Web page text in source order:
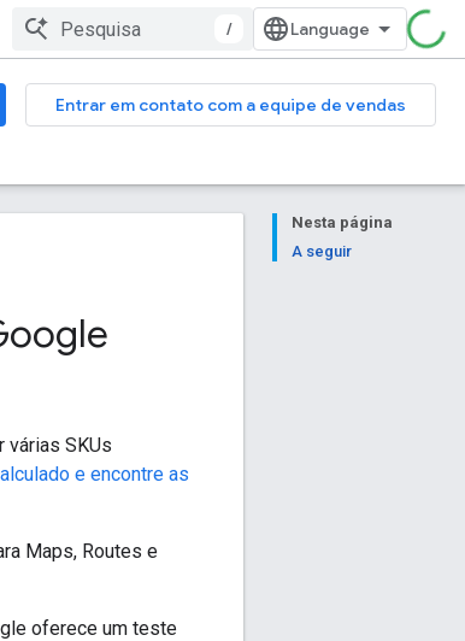
/
Entrar em contato com a equipe de vendas
Nesta página
A seguir
várias SKUs
e encontre as
Maps, Routes e
oferece um teste